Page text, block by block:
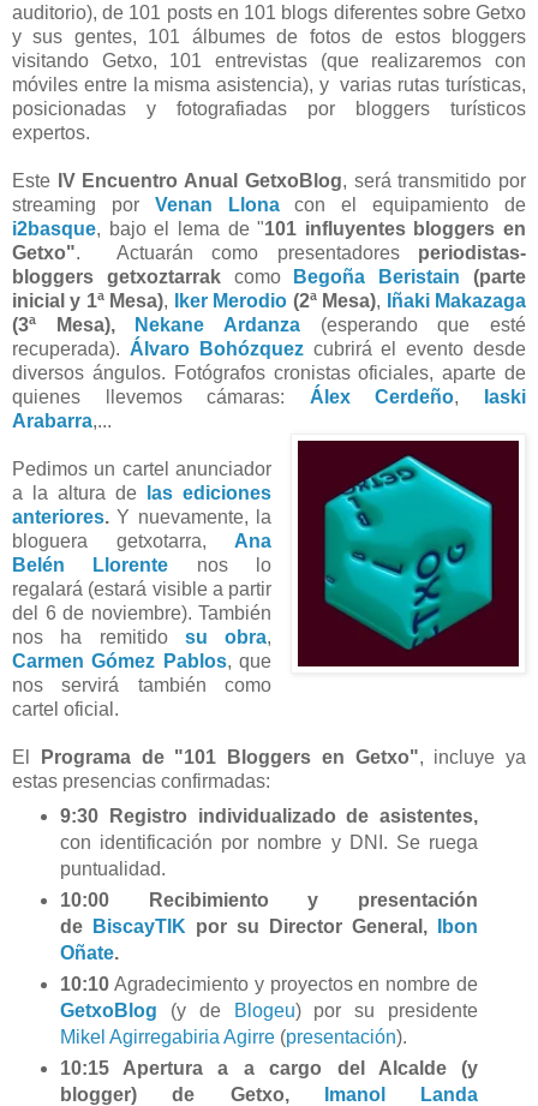
auditorio), de 101 posts en 101 blogs diferentes sobre Getxo
y sus gentes, 101 álbumes de fotos de estos bloggers
visitando Getxo, 101 entrevistas (que realizaremos con
móviles entre la misma asistencia), y varias rutas turísticas,
posicionadas y fotografiadas por bloggers turísticos
expertos.
Este IV Encuentro Anual GetxoBlog, será transmitido por
streaming por Venan Llonacon el equipamiento de
i2basque, bajo el lema de "101 influyentes bloggers en
Getxo". Actuarán como presentadores periodistas-
bloggers getxoztarrak como Begoña Beristain (parte
inicial y 1ª Mesa), Iker Merodio (2ª Mesa),
Iñaki Makazaga
(3ª Mesa), Nekane Ardanza
(esperando que esté
recuperada). Álvaro Bohózquezcubrirá el evento desde
diversos ángulos. Fotógrafos cronistas oficiales, aparte de
quienes llevemos cámaras: Álex Cerdeño,
Iaski
Arabarra,...
Pedimos un cartel anunciador
a la altura de
las ediciones
anteriores.Y nuevamente, la
bloguera getxotarra, Ana
Belén Llorente nos lo
regalará (estará visible a partir
del 6 de noviembre). También
nos ha remitido su obra,
Carmen Gómez Pablos, que
nos servirá también como
cartel oficial.
El Programa de "101 Bloggers en Getxo", incluye ya
estas presencias confirmadas:
9:30 Registro individualizado de asistentes,
con identificación por nombre y DNI. Se ruega
puntualidad.
10:00 Recibimiento y presentación
de
BiscayTIK por su Director General,
Ibon
Oñate.
10:10Agradecimiento y proyectos en nombre de
GetxoBlog (y de Blogeu) por su presidente
Mikel Agirregabiria Agirre(presentación).
10:15 Apertura a a cargo del Alcalde (y
blogger) de Getxo,
Imanol Landa